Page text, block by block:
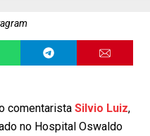
comentarista Silvio Luiz,
no Hospital Oswaldo